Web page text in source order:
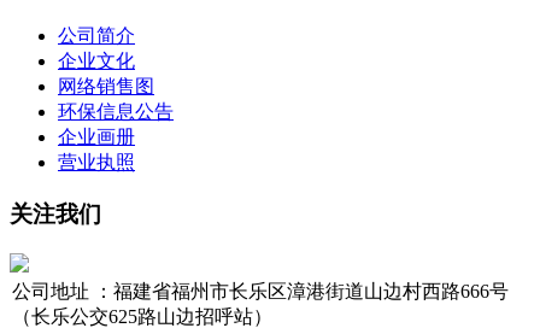
公司简介
企业文化
网络销售图
环保信息公告
企业画册
营业执照
关注我们
公司地址 ：福建省福州市长乐区漳港街道山边村西路666号
（长乐公交625路山边招呼站）